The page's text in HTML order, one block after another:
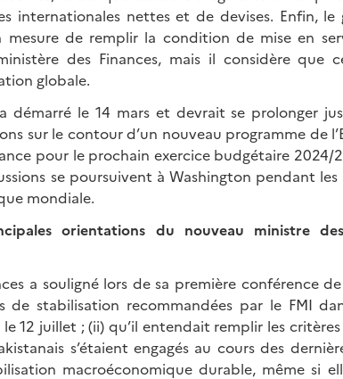
internationales nettes et de devises. Enfin, le
mesure de remplir la condition de mise en
des Finances, mais il considère que
globale.
démarré le 14 mars et devrait se prolonger
sur le contour d’un nouveau programme de
pour le prochain exercice budgétaire 2024/
se poursuivent à Washington pendant les
mondiale.
orientations du nouveau ministre
a souligné lors de sa première conférence de
de stabilisation recommandées par le FMI
12 juillet ; (ii) qu’il entendait remplir les
s’étaient engagés au cours des
macroéconomique durable, même si